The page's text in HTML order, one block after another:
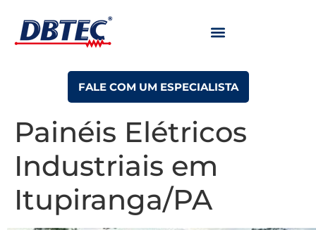
FALE COM UM ESPECIALISTA
Painéis Elétricos
Industriais em
Itupiranga/PA